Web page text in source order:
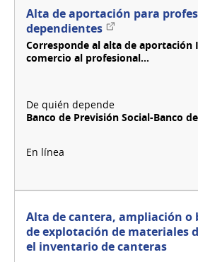
Entidades
Inversoras-
Art.
2
Decreto
148
Decreto
Alta de aportación para
dependientesEnlace
externo
Corresponde al alta de aportación
comercio al profesional...
Banco de Previsión Social-Banco
Alta de cantera, ampliación o
de explotación de materiales
el inventario de canteras